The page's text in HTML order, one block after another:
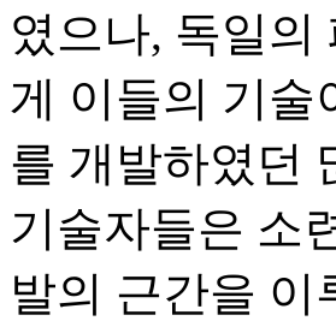
였으나, 독일의
게 이들의 기술
를 개발하였던
기술자들은 소
발의 근간을